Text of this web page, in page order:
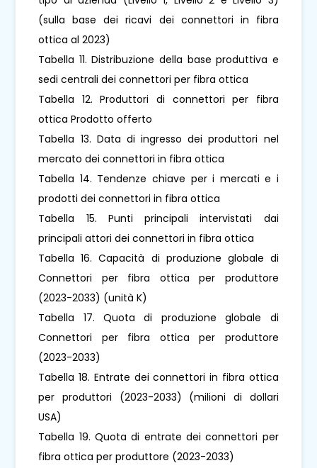
(sulla base dei ricavi dei connettori in fibra
ottica al 2023)
Tabella 11. Distribuzione della base produttiva e
sedi centrali dei connettori per fibra ottica
Tabella 12. Produttori di connettori per fibra
ottica Prodotto offerto
Tabella 13. Data di ingresso dei produttori nel
mercato dei connettori in fibra ottica
Tabella 14. Tendenze chiave per i mercati e i
prodotti dei connettori in fibra ottica
Tabella 15. Punti principali intervistati dai
principali attori dei connettori in fibra ottica
Tabella 16. Capacità di produzione globale di
Connettori per fibra ottica per produttore
(2023-2033) (unità K)
Tabella 17. Quota di produzione globale di
Connettori per fibra ottica per produttore
(2023-2033)
Tabella 18. Entrate dei connettori in fibra ottica
per produttori (2023-2033) (milioni di dollari
USA)
Tabella 19. Quota di entrate dei connettori per
fibra ottica per produttore (2023-2033)